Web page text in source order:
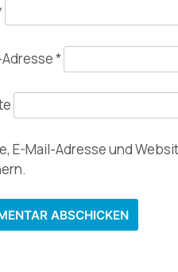
*
E-Mail-Adresse und